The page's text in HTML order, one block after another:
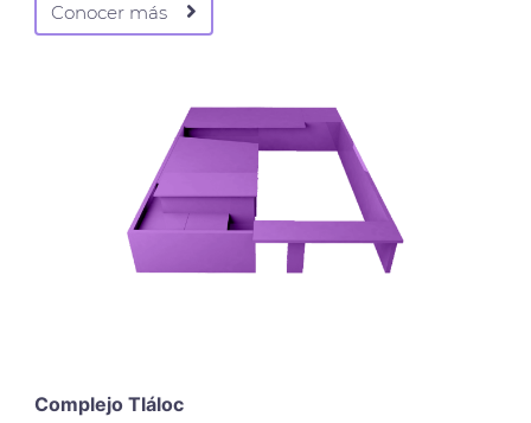
Conocer más
Complejo Tláloc